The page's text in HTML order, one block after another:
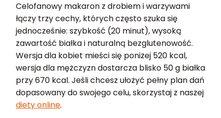
Celofanowy makaron z drobiem i warzywami
łączy trzy cechy, których często szuka się
jednocześnie: szybkość (20 minut), wysoką
zawartość białka i naturalną bezglutenowość.
Wersja dla kobiet mieści się poniżej 520 kcal,
wersja dla mężczyzn dostarcza blisko 50 g białka
przy 670 kcal. Jeśli chcesz ułożyć pełny plan dań
dopasowany do swojego celu, skorzystaj z naszej
diety online.